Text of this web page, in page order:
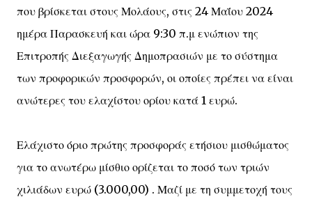
που βρίσκεται στους Μολάους, στις 24 Μαΐου 2024
ημέρα Παρασκευή και ώρα 9:30 π.μ ενώπιον της
Επιτροπής Διεξαγωγής Δημοπρασιών με το σύστημα
των προφορικών προσφορών, οι οποίες πρέπει να είναι
ανώτερες του ελαχίστου ορίου κατά 1 ευρώ.
Ελάχιστο όριο πρώτης προσφοράς ετήσιου μισθώματος
για το ανωτέρω μίσθιο ορίζεται το ποσό των τριών
χιλιάδων ευρώ (3.000,00) . Μαζί με τη συμμετοχή τους